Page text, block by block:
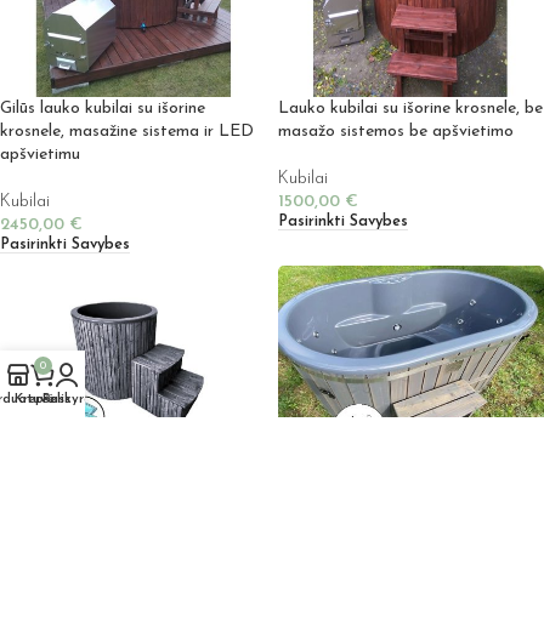
Gilūs lauko kubilai su išorine
krosnele, masažine sistema ir LED
apšvietimu
Kubilai
2450,00 €
Pasirinkti Savybes
Lauko kubilai su išorine krosnele, be
masažo sistemos be apšvietimo
Kubilai
1500,00 €
Pasirinkti Savybes
0
Krepšelis
Paskyra